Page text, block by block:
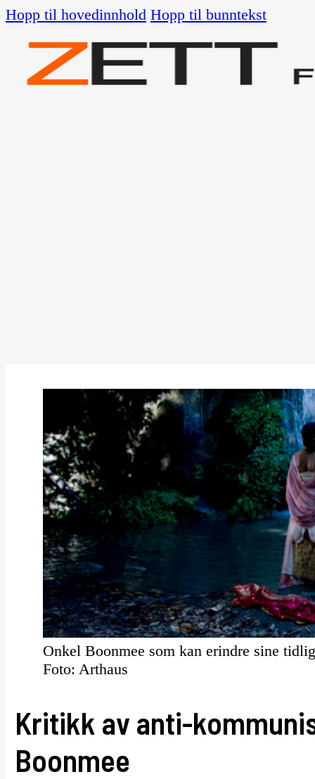
Hopp til hovedinnhold Hopp til bunntekst
Onkel Boonmee som kan erindre sine
Foto: Arthaus
Kritikk av anti-
Boonmee